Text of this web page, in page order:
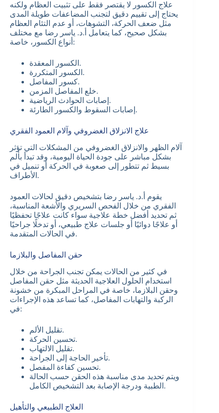
علاج الكسور لا يقتصر فقط على تثبيت العظام ولكنه
يحتاج إلى تقييم دقيق لتجنب المضاعفات طويلة المدى
مثل ضعف الحركة، التشوهات، أو عدم التئام العظام
بشكل صحيح، كما يتعامل أ.د. ياسر رضا مع مختلف
أنواع الكسور، خاصة:
الكسور المعقدة.
الكسور المتكررة.
كسور المفاصل.
خلع المفاصل المزمن.
إصابات الحوادث الرياضية.
إصابات السقوط والكسور الطارئة.
علاج الانزلاق الغضروفي وآلام العمود الفقري
آلام الظهر والانزلاق الغضروفي من المشكلات التي تؤثر
بشكل مباشر على جودة الحياة اليومية، وقد تبدأ بألم
بسيط ثم تتطور إلى صعوبة في الحركة أو تنميل في
الأطراف.
يقوم أ.د. ياسر رضا بتشخيص دقيق لحالات العمود
الفقري من خلال الفحص السريري والأشعة المناسبة،
ثم تحديد أفضل خطة علاجية سواء كانت علاجًا تحفظيًا
أو علاجًا دوائيًا أو جلسات علاج طبيعي، أو تدخلًا جراحيًا
في الحالات المتقدمة.
حقن المفاصل والبلازما
في كثير من الحالات يمكن تجنب الجراحة من خلال
استخدام الحلول العلاجية الحديثة مثل حقن المفاصل
وحقن البلازما، خاصة في المراحل المبكرة من خشونة
الركبة والتهابات المفاصل، كما تساعد هذه الإجراءات
في:
تقليل الألم.
تحسين الحركة.
تقليل الالتهاب.
تأخير الحاجة إلى الجراحة.
تحسين كفاءة المفصل.
ويتم تحديد مدى مناسبة هذه الحقن حسب الحالة
الطبية ودرجة الإصابة بعد التشخيص الكامل.
العلاج الطبيعي والتأهيل